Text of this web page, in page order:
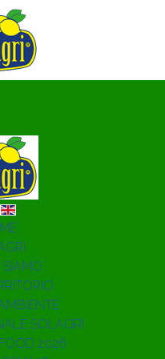
SIAMO
SOLAGRI
2026